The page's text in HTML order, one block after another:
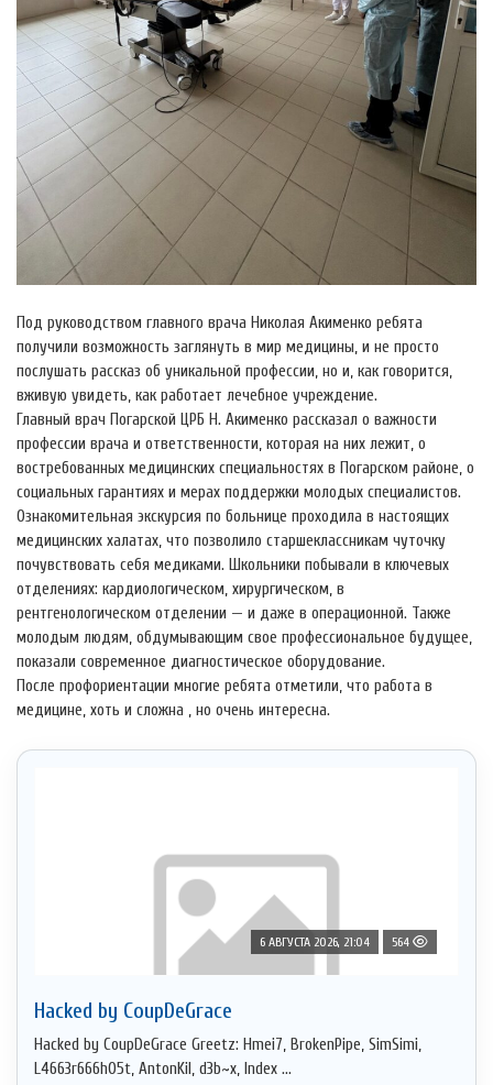
Под руководством главного врача Николая Акименко ребята
получили возможность заглянуть в мир медицины, и не просто
послушать рассказ об уникальной профессии, но и, как говорится,
вживую увидеть, как работает лечебное учреждение.
Главный врач Погарской ЦРБ Н. Акименко рассказал о важности
профессии врача и ответственности, которая на них лежит, о
востребованных медицинских специальностях в Погарском районе, о
социальных гарантиях и мерах поддержки молодых специалистов.
Ознакомительная экскурсия по больнице проходила в настоящих
медицинских халатах, что позволило старшеклассникам чуточку
почувствовать себя медиками. Школьники побывали в ключевых
отделениях: кардиологическом, хирургическом, в
рентгенологическом отделении — и даже в операционной. Также
молодым людям, обдумывающим свое профессиональное будущее,
показали современное диагностическое оборудование.
После профориентации многие ребята отметили, что работа в
медицине, хоть и сложна , но очень интересна.
6 АВГУСТА 2026, 21:04 564
Hacked by CoupDeGrace
Hacked by CoupDeGrace Greetz: Hmei7, BrokenPipe, SimSimi,
L4663r666h05t, AntonKil, d3b~x, Index ...